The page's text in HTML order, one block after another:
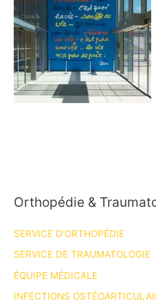
Orthopédie &
SERVICE D’ORTHOPÉDIE
SERVICE DE TRAUMATOLOGIE
ÉQUIPE MÉDICALE
INFECTIONS